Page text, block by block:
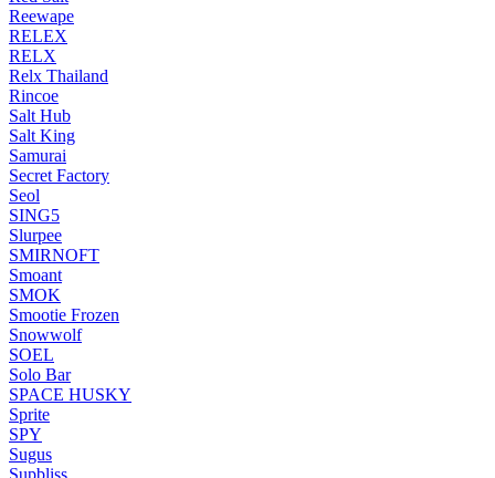
Reewape
RELEX
RELX
Relx Thailand
Rincoe
Salt Hub
Salt King
Samurai
Secret Factory
Seol
SING5
Slurpee
SMIRNOFT
Smoant
SMOK
Smootie Frozen
Snowwolf
SOEL
Solo Bar
SPACE HUSKY
Sprite
SPY
Sugus